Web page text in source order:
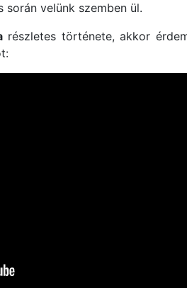
során velünk szemben ül.
részletes története, akkor